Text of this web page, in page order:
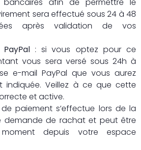
sera effectué sous 24 à 48
après validation de vos
: si vous optez pour ce
vous sera versé sous 24h à
e-mail PayPal que vous aurez
indiquée. Veillez à ce que cette
et active.
paiement s’effectue lors de la
demande de rachat et peut être
depuis votre espace